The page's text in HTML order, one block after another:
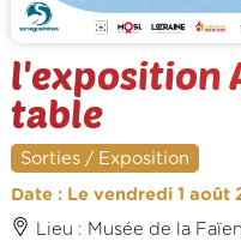
l'exposition
table
Sorties / Exposition
Date : Le vendredi 1 août
Lieu : Musée de la